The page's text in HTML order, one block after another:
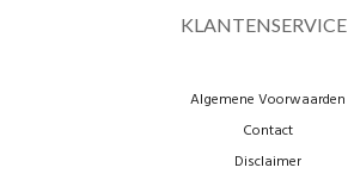
KLANTENSERVICE
Algemene Voorwaarden
Contact
Disclaimer